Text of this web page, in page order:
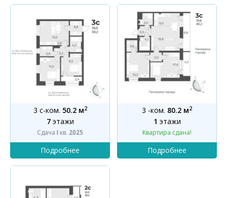
3 с-ком. 50.2 м2
7этажи
Сдача I кв. 2025
3 -ком. 80.2 м2
1 этажи
Квартира сдана!